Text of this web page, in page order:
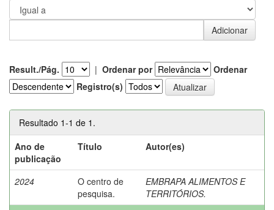
Result./Pág. | Ordenar por
Ordenar
Registro(s)
Resultado 1-1 de 1.
Ano de
publicação
Título Autor(es)
2024
O centro de
pesquisa.
EMBRAPA ALIMENTOS E
TERRITÓRIOS.